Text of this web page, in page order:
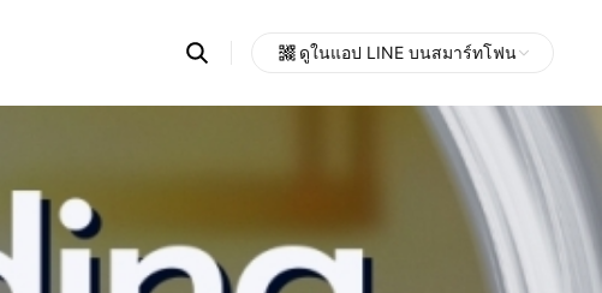
Search
OpenChats
messages
search
ดูในแอป LINE บนสมาร์ทโฟน